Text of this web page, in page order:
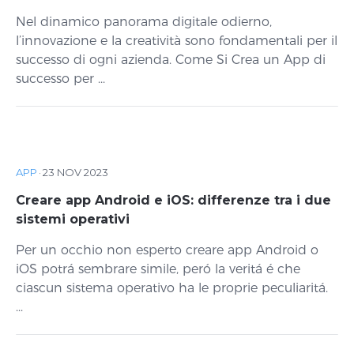
Nel dinamico panorama digitale odierno,
l’innovazione e la creatività sono fondamentali per il
successo di ogni azienda. Come Si Crea un App di
successo per ...
APP ·23 NOV 2023
Creare app Android e iOS: differenze tra i due
sistemi operativi
Per un occhio non esperto creare app Android o
iOS potrá sembrare simile, peró la veritá é che
ciascun sistema operativo ha le proprie peculiaritá.
...